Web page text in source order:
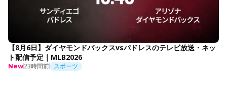
【8月6日】ダイヤモンドバックスvsパドレスのテレビ放送・ネッ
ト配信予定｜MLB2026
New23時間前 スポーツ